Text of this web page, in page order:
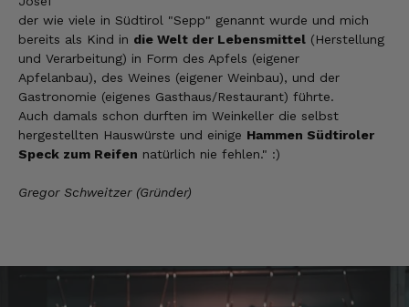
der wie viele in Südtirol "Sepp" genannt wurde und mich
bereits als Kind in die Welt der Lebensmittel (Herstellung
und Verarbeitung) in Form des Apfels (eigener
Apfelanbau), des Weines (eigener Weinbau), und der
Gastronomie (eigenes Gasthaus/Restaurant) führte.
Auch damals schon durften im Weinkeller die selbst
hergestellten Hauswürste und einige Hammen Südtiroler
Speck zum Reifen natürlich nie fehlen." :)
Gregor Schweitzer (Gründer)
Steffi
Verifizierter Kunde
Sehr gute Produkte und auch eine schnelle
Lieferung. Produkte auch lange haltbar.
Die Ware wurde sehr schnell geliefert und ich
natürlich ein wunderbarer Geschmack aus